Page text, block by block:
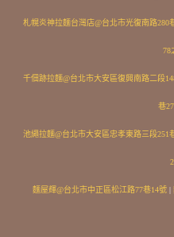
札幌炎神拉麵台灣店@台北市光復南路280
78
千佃跡拉麵@台北市大安區復興南路二段
巷
池繩拉麵@台北市大安區忠孝東路三段251
麵屋輝@台北市中正區松江路77巷14號 |